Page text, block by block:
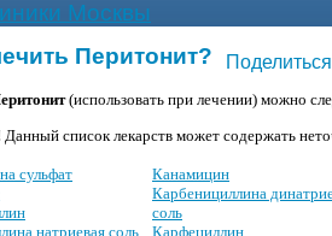
Москвы
Перитонит? Поделиться
(использовать при лечении) можно
Данный список лекарств может содержать
сульфат
натриевая соль
Канамицин
Карбенициллина
соль
Карфециллин